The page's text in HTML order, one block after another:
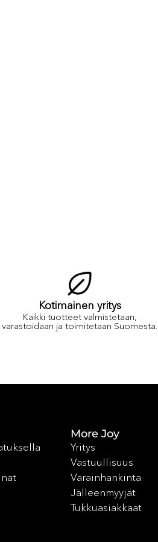
Kotimainen yritys
Kaikki tuotteet valmistetaan,
varastoidaan ja toimitetaan Suomesta.
More Joy
Yritys
Vastuullisuus
Varainhankinta
Jälleenmyyjät
Tukkuasiakkaat